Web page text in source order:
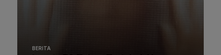
BERITA